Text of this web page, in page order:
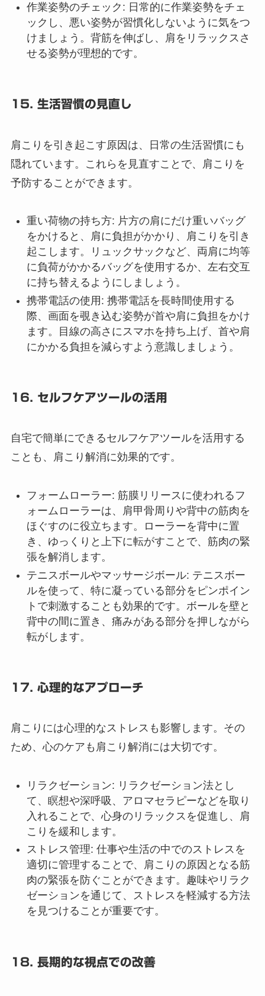
作業姿勢のチェック : 日常的に作業姿勢をチェ
ックし、悪い姿勢が習慣化しないように気をつ
けましょう。背筋を伸ばし、肩をリラックスさ
せる姿勢が理想的です。
15. 生活習慣の見直し
肩こりを引き起こす原因は、日常の生活習慣にも
隠れています。これらを見直すことで、肩こりを
予防することができます。
重い荷物の持ち方: 片方の肩にだけ重いバッグ
をかけると、肩に負担がかかり、肩こりを引き
起こします。リュックサックなど、両肩に均等
に負荷がかかるバッグを使用するか、左右交互
に持ち替えるようにしましょう。
携帯電話の使用 : 携帯電話を長時間使用する
際、画面を覗き込む姿勢が首や肩に負担をかけ
ます。目線の高さにスマホを持ち上げ、首や肩
にかかる負担を減らすよう意識しましょう。
16. セルフケアツールの活用
自宅で簡単にできるセルフケアツールを活用する
ことも、肩こり解消に効果的です。
フォームローラー: 筋膜リリースに使われるフ
ォームローラーは、肩甲骨周りや背中の筋肉を
ほぐすのに役立ちます。ローラーを背中に置
き、ゆっくりと上下に転がすことで、筋肉の緊
張を解消します。
テニスボールやマッサージボール: テニスボー
ルを使って、特に凝っている部分をピンポイン
トで刺激することも効果的です。ボールを壁と
背中の間に置き、痛みがある部分を押しながら
転がします。
17. 心理的なアプローチ
肩こりには心理的なストレスも影響します。その
ため、心のケアも肩こり解消には大切です。
リラクゼーション: リラクゼーション法とし
て、瞑想や深呼吸、アロマセラピーなどを取り
入れることで、心身のリラックスを促進し、肩
こりを緩和します。
ストレス管理: 仕事や生活の中でのストレスを
適切に管理することで、肩こりの原因となる筋
肉の緊張を防ぐことができます。趣味やリラク
ゼーションを通じて、ストレスを軽減する方法
を見つけることが重要です。
18. 長期的な視点での改善